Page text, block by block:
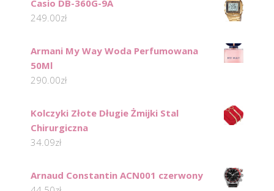
Casio DB-360G-9A
249.00zł
Armani My Way Woda Perfumowana
50Ml
290.00zł
Kolczyki Złote Długie Żmijki Stal
Chirurgiczna
34.09zł
Arnaud Constantin ACN001 czerwony